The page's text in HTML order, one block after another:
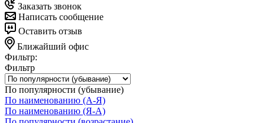
Заказать звонок
Написать сообщение
Оставить отзыв
Ближайший офис
Фильтр:
Фильтр
По популярности (убывание)
По наименованию (А-Я)
По наименованию (Я-А)